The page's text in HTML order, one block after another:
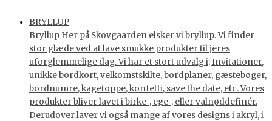
BRYLLUP
Bryllup Her på Skovgaarden elsker vi bryllup. Vi finder
stor glæde ved at lave smukke produkter til jeres
uforglemmelige dag. Vi har et stort udvalg i; Invitationer,
unikke bordkort, velkomstskilte, bordplaner, gæstebøger,
bordnumre, kagetoppe, konfetti, save the date, etc. Vores
produkter bliver lavet i birke-, ege-, eller valnøddefinér.
Derudover laver vi også mange af vores designs i akryl, i